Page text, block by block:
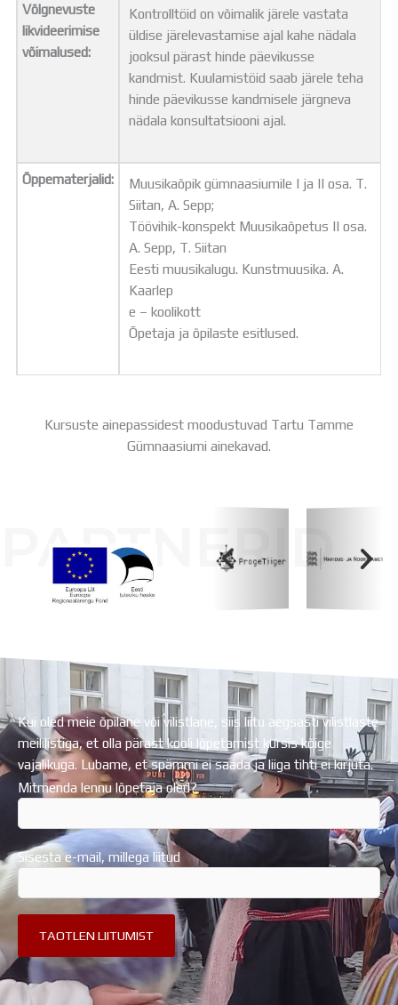
Võlgnevuste
likvideerimise
võimalused:
Kontrolltöid on võimalik järele vastata
üldise järelevastamise ajal kahe nädala
jooksul pärast hinde päevikusse
kandmist. Kuulamistöid saab järele teha
hinde päevikusse kandmisele järgneva
nädala konsultatsiooni ajal.
Õppematerjalid:
Muusikaõpik gümnaasiumile I ja II osa. T.
Siitan, A. Sepp;
Töövihik-konspekt Muusikaõpetus II osa.
A. Sepp, T. Siitan
Eesti muusikalugu. Kunstmuusika. A.
Kaarlep
e – koolikott
Õpetaja ja õpilaste esitlused.
Kursuste ainepassidest moodustuvad Tartu Tamme
Gümnaasiumi ainekavad.
PARTNERID
Kui oled meie õpilane või vilistlane, siis liitu aegsasti vilistlaste
meililistiga, et olla pärast kooli lõpetamist kursis kõige
vajalikuga. Lubame, et spämmi ei saada ja liiga tihti ei kirjuta.
Mitmenda lennu lõpetaja oled?
Sisesta e-mail, millega liitud